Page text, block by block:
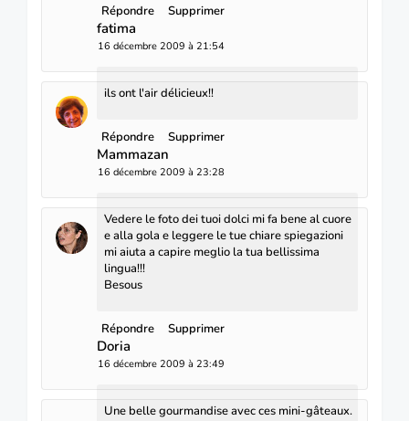
Répondre Supprimer
fatima
16 décembre 2009 à 21:54
ils ont l'air délicieux!!
Répondre Supprimer
Mammazan
16 décembre 2009 à 23:28
Vedere le foto dei tuoi dolci mi fa bene al cuore
e alla gola e leggere le tue chiare spiegazioni
mi aiuta a capire meglio la tua bellissima
lingua!!!
Besous
Répondre Supprimer
Doria
16 décembre 2009 à 23:49
Une belle gourmandise avec ces mini-gâteaux.